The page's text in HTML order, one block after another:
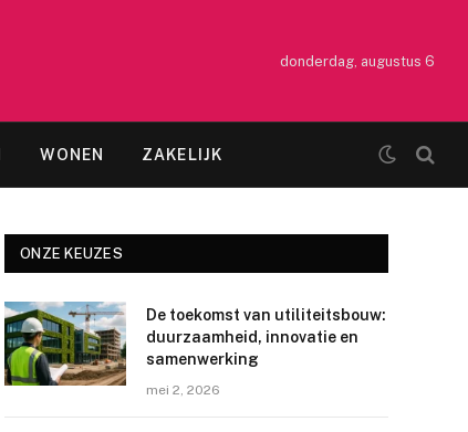
donderdag, augustus 6
WONEN ZAKELIJK
ONZE KEUZES
De toekomst van utiliteitsbouw:
duurzaamheid, innovatie en
samenwerking
mei 2, 2026